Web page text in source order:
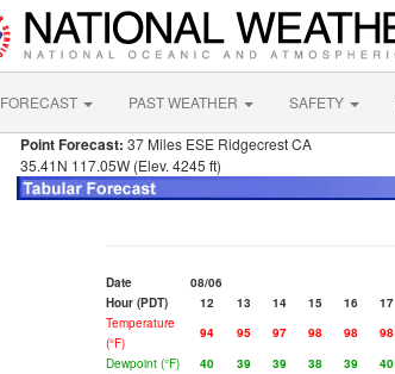
FORECAST PAST WEATHER SAFETY
Point Forecast: 37 Miles ESE Ridgecrest CA
35.41N 117.05W (Elev. 4245 ft)
Date 08/06
Hour (PDT)
12 13 14 15 16 17
Temperature
(°F)
94 95 97 98 98 98
Dewpoint (°F)
40 39 39 38 39 40